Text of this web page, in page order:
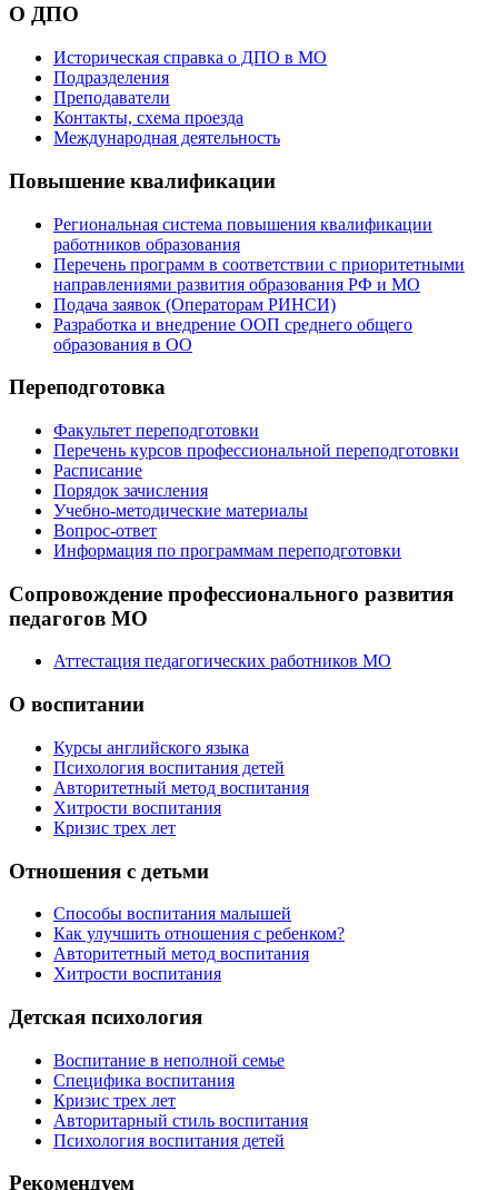
О ДПО
Историческая справка о ДПО в МО
Подразделения
Преподаватели
Контакты, схема проезда
Международная деятельность
Повышение квалификации
Региональная система повышения квалификации
работников образования
Перечень программ в соответствии с приоритетными
направлениями развития образования РФ и МО
Подача заявок (Операторам РИНСИ)
Разработка и внедрение ООП среднего общего
образования в ОО
Переподготовка
Факультет переподготовки
Перечень курсов профессиональной переподготовки
Расписание
Порядок зачисления
Учебно-методические материалы
Вопрос-ответ
Информация по программам переподготовки
Сопровождение профессионального развития
педагогов МО
Аттестация педагогических работников МО
О воспитании
Курсы английского языка
Психология воспитания детей
Авторитетный метод воспитания
Хитрости воспитания
Кризис трех лет
Отношения с детьми
Способы воспитания малышей
Как улучшить отношения с ребенком?
Авторитетный метод воспитания
Хитрости воспитания
Детская психология
Воспитание в неполной семье
Специфика воспитания
Кризис трех лет
Авторитарный стиль воспитания
Психология воспитания детей
Рекомендуем